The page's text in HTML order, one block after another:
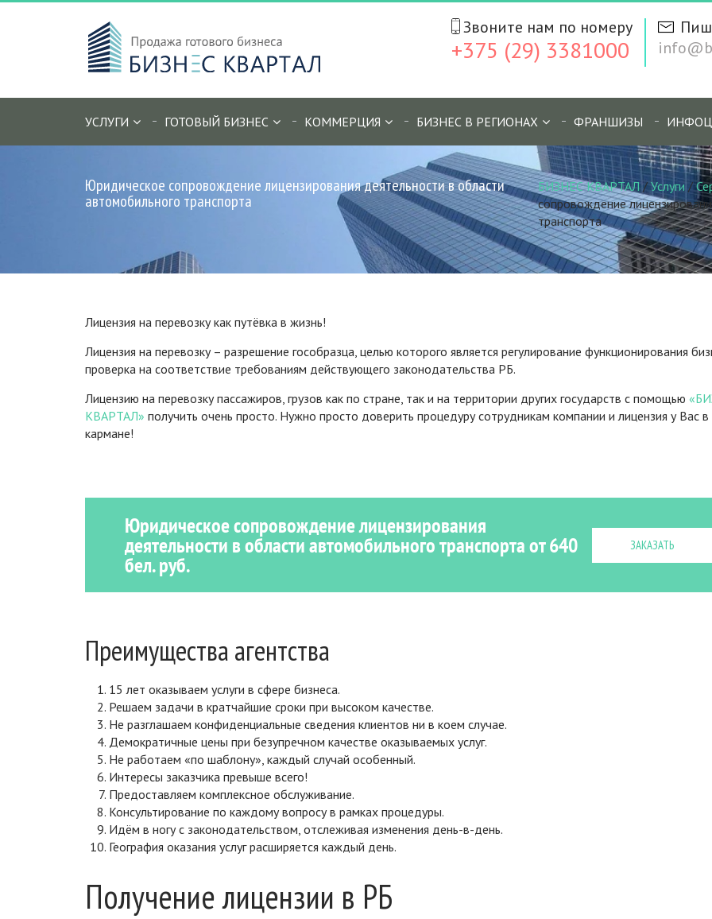
Звоните нам по номеру
+375 (29) 3381000
УСЛУГИ ГОТОВЫЙ БИЗНЕС КОММЕРЦИЯ БИЗНЕС В РЕГИОНАХ ФРАНШИЗЫ
Юридическое сопровождение лицензирования деятельности в области
автомобильного транспорта
БИЗНЕС КВАРТАЛ / Услуги /
сопровождение
транспорта
Лицензия на перевозку как путёвка в жизнь!
Лицензия на перевозку – разрешение гособразца, целью которого является регулирование функционирования
проверка на соответствие требованиям действующего законодательства РБ.
Лицензию на перевозку пассажиров, грузов как по стране, так и на территории других государств с помощью
КВАРТАЛ» получить очень просто. Нужно просто доверить процедуру сотрудникам компании и лицензия у Вас в
кармане!
Юридическое сопровождение лицензирования
деятельности в области автомобильного транспорта от 640
бел. руб.
ЗАКАЗАТЬ
Преимущества агентства
15 лет оказываем услуги в сфере бизнеса.
Решаем задачи в кратчайшие сроки при высоком качестве.
Не разглашаем конфиденциальные сведения клиентов ни в коем случае.
Демократичные цены при безупречном качестве оказываемых услуг.
Не работаем «по шаблону», каждый случай особенный.
Интересы заказчика превыше всего!
Предоставляем комплексное обслуживание.
Консультирование по каждому вопросу в рамках процедуры.
Идём в ногу с законодательством, отслеживая изменения день-в-день.
География оказания услуг расширяется каждый день.
Получение лицензии в РБ